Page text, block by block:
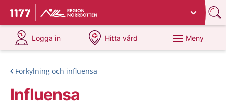
Till startsidan för 1177
Du har valt region
Logga in
på 1177.se
Hitta vård
på 1177.se
Meny
Förkylning och influensa
Influensa